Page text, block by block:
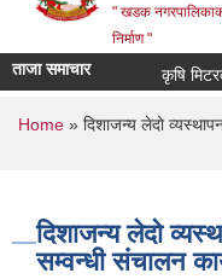
" खडक
निर्माण "
ताजा समाचार कृषि
You are here
Home» दिशाजन्य लेदो
दिशाजन्य लेदो
सम्वन्धी संचालन